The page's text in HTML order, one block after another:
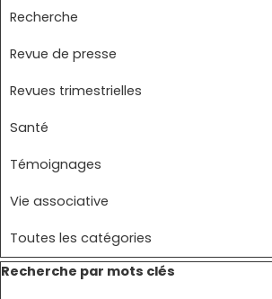
Recherche
Revue de presse
Revues trimestrielles
Santé
Témoignages
Vie associative
Toutes les catégories
Sauter le bloc Recherche par mots clés
Recherche par mots clés